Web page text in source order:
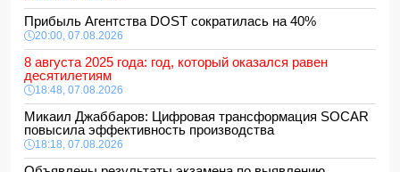
Прибыль Агентства DOST сократилась на 40%
20:00, 07.08.2026
8 августа 2025 года: год, который оказался равен
десятилетиям
18:48, 07.08.2026
Микаил Джаббаров: Цифровая трансформация SOCAR
повысила эффективность производства
18:18, 07.08.2026